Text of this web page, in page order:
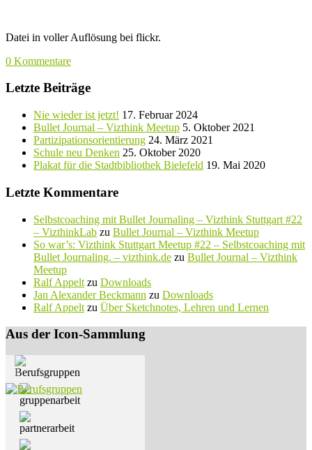
Datei in voller Auflösung bei flickr.
0 Kommentare
Letzte Beiträge
Nie wieder ist jetzt! 17. Februar 2024
Bullet Journal – Vizthink Meetup 5. Oktober 2021
Partizipationsorientierung 24. März 2021
Schule neu Denken 25. Oktober 2020
Plakat für die Stadtbibliothek Bielefeld 19. Mai 2020
Letzte Kommentare
Selbstcoaching mit Bullet Journaling – Vizthink Stuttgart #22
– VizthinkLab zu Bullet Journal – Vizthink Meetup
So war’s: Vizthink Stuttgart Meetup #22 – Selbstcoaching mit
Bullet Journaling. – vizthink.de zu Bullet Journal – Vizthink
Meetup
Ralf Appelt zu Downloads
Jan Alexander Beckmann zu Downloads
Ralf Appelt zu Über Sketchnotes, Lehren und Lernen
Aus der Icon-Sammlung